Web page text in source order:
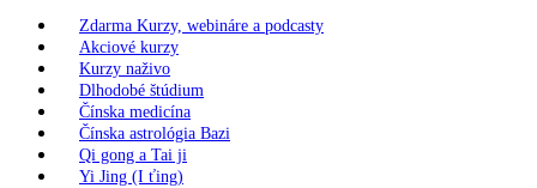
Zdarma Kurzy, webináre a podcasty
Akciové kurzy
Kurzy naživo
Dlhodobé štúdium
Čínska medicína
Čínska astrológia Bazi
Qi gong a Tai ji
Yi Jing (I ťing)